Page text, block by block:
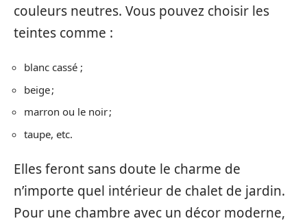
couleurs neutres. Vous pouvez choisir les
teintes comme :
blanc cassé ;
beige ;
marron ou le noir ;
taupe, etc.
Elles feront sans doute le charme de
n’importe quel intérieur de chalet de jardin.
Pour une chambre avec un décor moderne,